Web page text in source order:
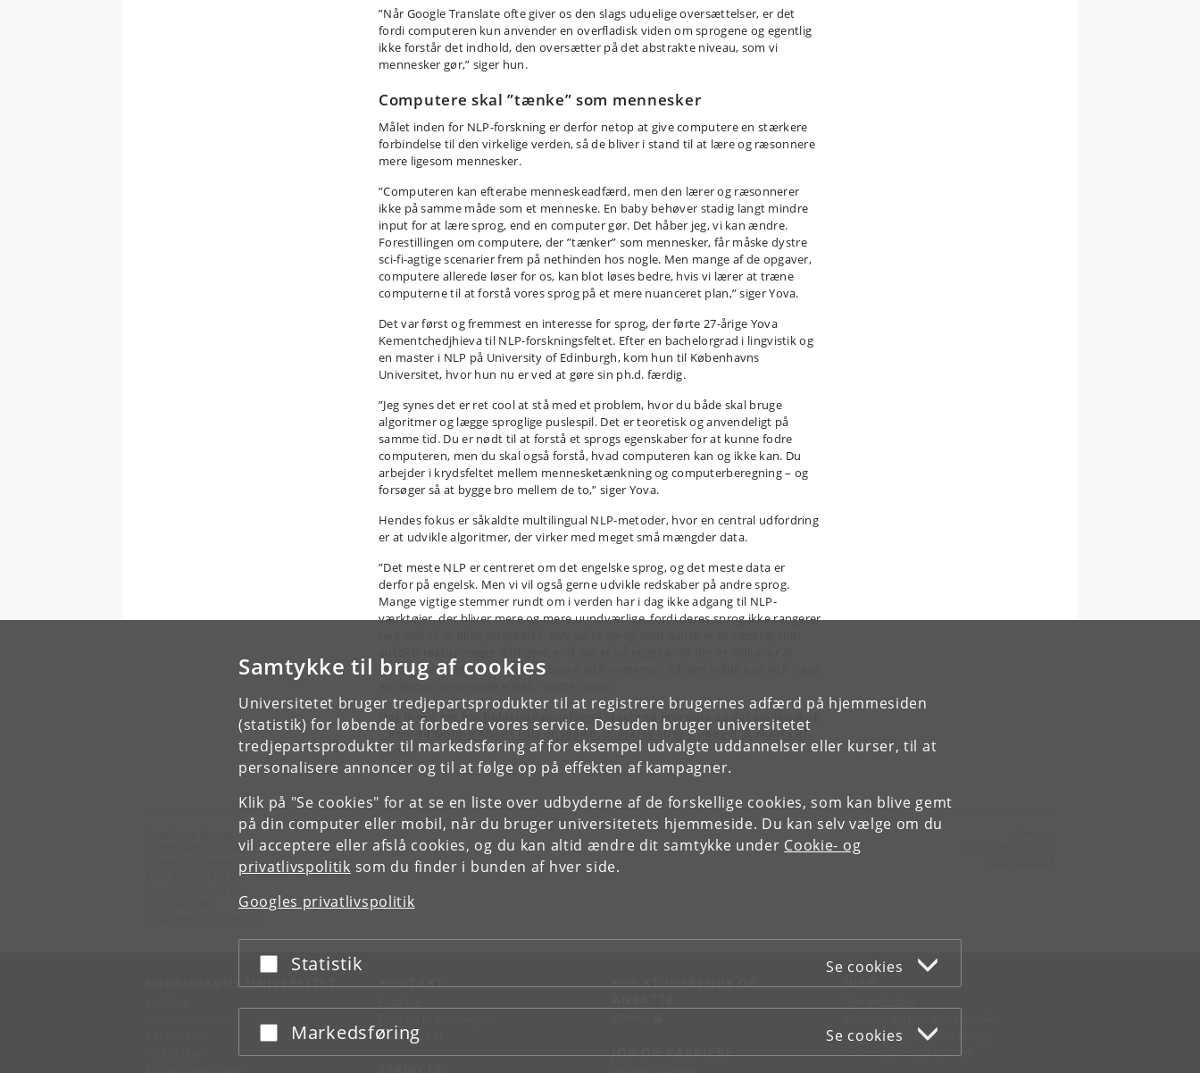
Samtykke til brug af cookies
Universitetet bruger tredjepartsprodukter til at registrere brugernes adfærd på hjemmesiden
(statistik) for løbende at forbedre vores service. Desuden bruger universitetet
tredjepartsprodukter til markedsføring af for eksempel udvalgte uddannelser eller kurser, til at
personalisere annoncer og til at følge op på effekten af kampagner.
Klik på "Se cookies" for at se en liste over udbyderne af de forskellige cookies, som kan blive gemt
på din computer eller mobil, når du bruger universitetets hjemmeside. Du kan selv vælge om du
vil acceptere eller afslå cookies, og du kan altid ændre dit samtykke under Cookie- og
privatlivspolitik som du finder i bunden af hver side.
Googles privatlivspolitik
Acceptér eller afslå
Statistik Se cookies
Acceptér eller afslå
Markedsføring Se cookies
”Når Google Translate ofte giver os den slags uduelige oversættelser, er det
fordi computeren kun anvender en overfladisk viden om sprogene og egentlig
ikke forstår det indhold, den oversætter på det abstrakte niveau, som vi
mennesker gør,” siger hun.
Computere skal ”tænke” som mennesker
Målet inden for NLP-forskning er derfor netop at give computere en stærkere
forbindelse til den virkelige verden, så de bliver i stand til at lære og ræsonnere
mere ligesom mennesker.
”Computeren kan efterabe menneskeadfærd, men den lærer og ræsonnerer
ikke på samme måde som et menneske. En baby behøver stadig langt mindre
input for at lære sprog, end en computer gør. Det håber jeg, vi kan ændre.
Forestillingen om computere, der ”tænker” som mennesker, får måske dystre
sci-fi-agtige scenarier frem på nethinden hos nogle. Men mange af de opgaver,
computere allerede løser for os, kan blot løses bedre, hvis vi lærer at træne
computerne til at forstå vores sprog på et mere nuanceret plan,” siger Yova.
Det var først og fremmest en interesse for sprog, der førte 27-årige Yova
Kementchedjhieva til NLP-forskningsfeltet. Efter en bachelorgrad i lingvistik og
en master i NLP på University of Edinburgh, kom hun til Københavns
Universitet, hvor hun nu er ved at gøre sin ph.d. færdig.
”Jeg synes det er ret cool at stå med et problem, hvor du både skal bruge
algoritmer og lægge sproglige puslespil. Det er teoretisk og anvendeligt på
samme tid. Du er nødt til at forstå et sprogs egenskaber for at kunne fodre
computeren, men du skal også forstå, hvad computeren kan og ikke kan. Du
arbejder i krydsfeltet mellem mennesketænkning og computerberegning – og
forsøger så at bygge bro mellem de to,” siger Yova.
Hendes fokus er såkaldte multilingual NLP-metoder, hvor en central udfordring
er at udvikle algoritmer, der virker med meget små mængder data.
”Det meste NLP er centreret om det engelske sprog, og det meste data er
derfor på engelsk. Men vi vil også gerne udvikle redskaber på andre sprog.
Mange vigtige stemmer rundt om i verden har i dag ikke adgang til NLP-
værktøjer, der bliver mere og mere uundværlige, fordi deres sprog ikke rangerer
mennesker, der kan få gavn af bedre NLP-systemer. På den måde kan NLP have
Hør mere om bacheloruddannelsen i Machine learning og datavidenskab
– kom til Online Åbent Hus onsdag d. 3. marts eller fredag d. 5. marts kl.
13-17.
Københavns Universitet
Universitetsparken 5
KØBENHAVNS UNIVERSITET KONTAKT
Kontakt KU
FOR STUDERENDE OG
JOB OG KARRIERE
WEB
Tilgængelighedserklæring
Informationssikkerhed